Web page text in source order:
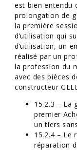
est bien entendu
prolongation de
la première
d’utilisation qui
d’utilisation, un
réalisé par un
la profession du
avec des pièces
constructeur
15.2.3 – La
premier
un tiers
15.2.4 – Le
réparation